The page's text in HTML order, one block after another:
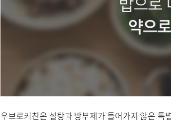
우브로키친은 설탕과 방부제가 들어가지 않은 특